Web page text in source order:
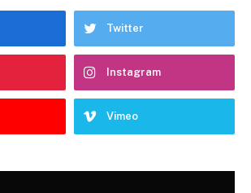
Twitter
Instagram
Vimeo